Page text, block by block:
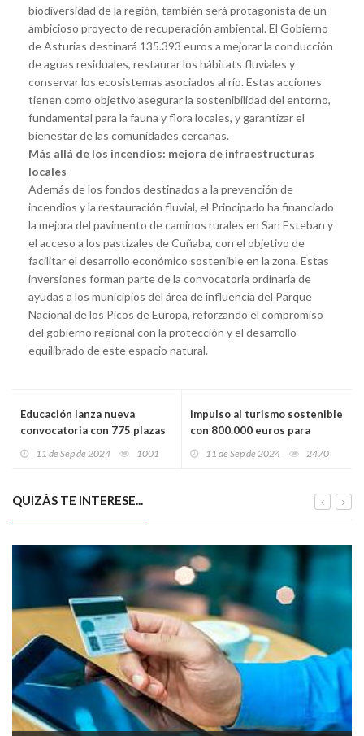
biodiversidad de la región, también será protagonista de un
ambicioso proyecto de recuperación ambiental. El Gobierno
de Asturias destinará 135.393 euros a mejorar la conducción
de aguas residuales, restaurar los hábitats fluviales y
conservar los ecosistemas asociados al río. Estas acciones
tienen como objetivo asegurar la sostenibilidad del entorno,
fundamental para la fauna y flora locales, y garantizar el
bienestar de las comunidades cercanas.
Más allá de los incendios: mejora de infraestructuras
locales
Además de los fondos destinados a la prevención de
incendios y la restauración fluvial, el Principado ha financiado
la mejora del pavimento de caminos rurales en San Esteban y
el acceso a los pastizales de Cuñaba, con el objetivo de
facilitar el desarrollo económico sostenible en la zona. Estas
inversiones forman parte de la convocatoria ordinaria de
ayudas a los municipios del área de influencia del Parque
Nacional de los Picos de Europa, reforzando el compromiso
del gobierno regional con la protección y el desarrollo
equilibrado de este espacio natural.
Educación lanza nueva
convocatoria con 775 plazas
¡Oportunidades para
11 de Sep de 2024 1001
impulso al turismo sostenible
con 800.000 euros para
autocaravanas
11 de Sep de 2024 2470
QUIZÁS TE INTERESE...